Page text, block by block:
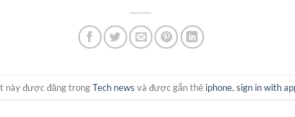
này được đăng trongTech news và được gắn thẻ iphone, sign in with